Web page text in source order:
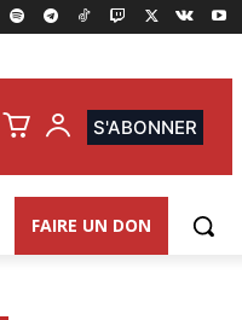
S'ABONNER
FAIRE UN DON